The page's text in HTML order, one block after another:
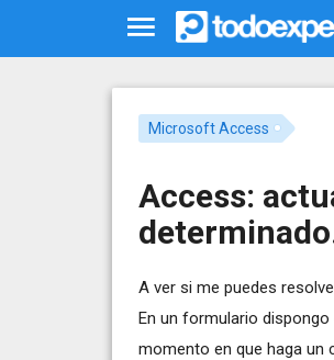
Microsoft Access
Access:
A ver si me puedes
En un formulario
momento en que haga un